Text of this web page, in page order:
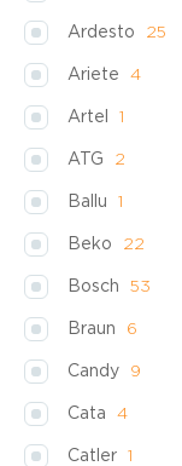
Ardesto 25
Ariete 4
Artel 1
ATG 2
Ballu 1
Beko 22
Bosch 53
Braun 6
Candy 9
Cata 4
Catler 1